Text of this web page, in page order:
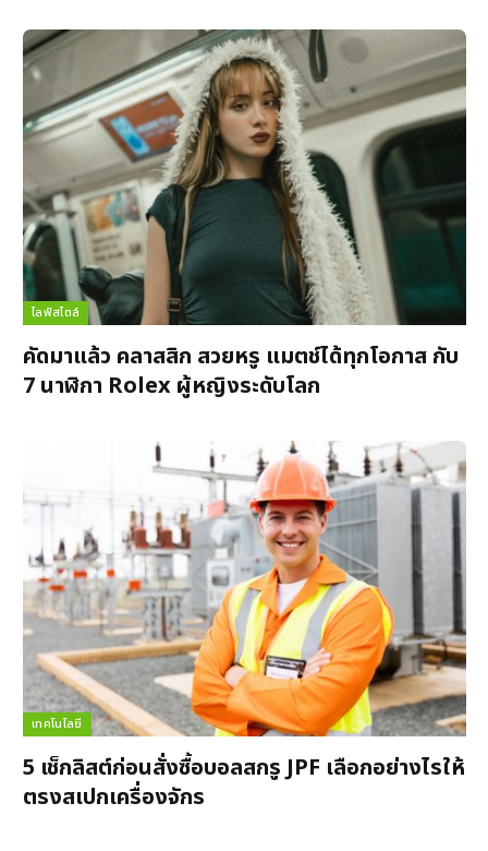
ไลฟ์สไตล์
คัดมาแล้ว คลาสสิก สวยหรู แมตช์ได้ทุกโอกาส กับ
7 นาฬิกา Rolex ผู้หญิงระดับโลก
เทคโนโลยี
5 เช็กลิสต์ก่อนสั่งซื้อบอลสกรู JPF เลือกอย่างไรให้
ตรงสเปกเครื่องจักร